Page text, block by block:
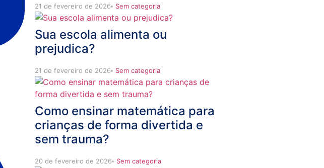
21 de fevereiro de 2026 Sem categoria
Sua escola alimenta ou
prejudica?
21 de fevereiro de 2026 Sem categoria
Como ensinar matemática para
crianças de forma divertida e
sem trauma?
20 de fevereiro de 2026 Sem categoria